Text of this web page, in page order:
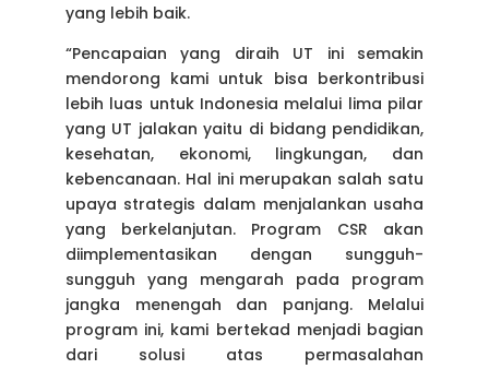
yang lebih baik.
“Pencapaian yang diraih UT ini semakin
mendorong kami untuk bisa berkontribusi
lebih luas untuk Indonesia melalui lima pilar
yang UT jalakan yaitu di bidang pendidikan,
kesehatan, ekonomi, lingkungan, dan
kebencanaan. Hal ini merupakan salah satu
upaya strategis dalam menjalankan usaha
yang berkelanjutan. Program CSR akan
diimplementasikan dengan sungguh-
sungguh yang mengarah pada program
jangka menengah dan panjang. Melalui
program ini, kami bertekad menjadi bagian
dari solusi atas permasalahan